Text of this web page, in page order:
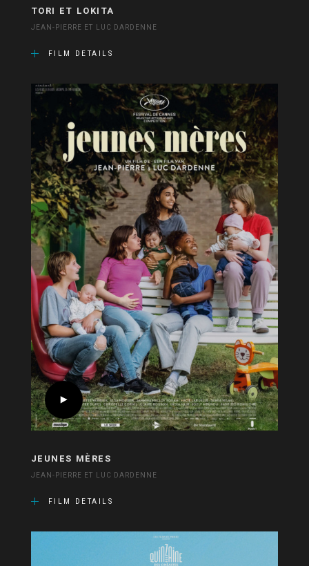
TORI ET LOKITA
JEAN-PIERRE ET LUC DARDENNE
FILM DETAILS
JEUNES MÈRES
JEAN-PIERRE ET LUC DARDENNE
FILM DETAILS